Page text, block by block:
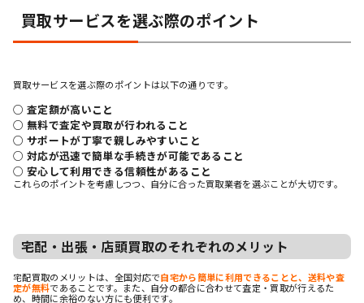
買取サービスを選ぶ際のポイント
買取サービスを選ぶ際のポイントは以下の通りです。
○ 査定額が高いこと
○ 無料で査定や買取が行われること
○ サポートが丁寧で親しみやすいこと
○ 対応が迅速で簡単な手続きが可能であること
○ 安心して利用できる信頼性があること
これらのポイントを考慮しつつ、自分に合った買取業者を選ぶことが大切です。
宅配・出張・店頭買取のそれぞれのメリット
宅配買取のメリットは、全国対応で自宅から簡単に利用できることと、送料や査
定が無料であることです。また、自分の都合に合わせて査定・買取が行えるた
め、時間に余裕のない方にも便利です。